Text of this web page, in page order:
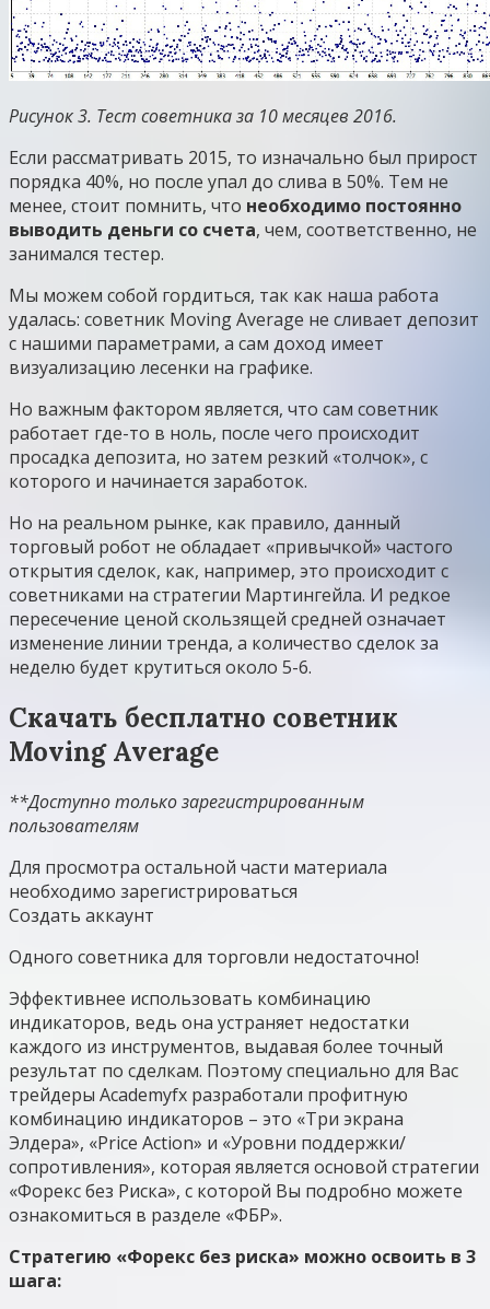
Рисунок 3. Тест советника за 10 месяцев 2016.
Если рассматривать 2015, то изначально был прирост
порядка 40%, но после упал до слива в 50%. Тем не
менее, стоит помнить, что необходимо постоянно
выводить деньги со счета, чем, соответственно, не
занимался тестер.
Мы можем собой гордиться, так как наша работа
удалась: советник Moving Average не сливает депозит
с нашими параметрами, а сам доход имеет
визуализацию лесенки на графике.
Но важным фактором является, что сам советник
работает где-то в ноль, после чего происходит
просадка депозита, но затем резкий «толчок», с
которого и начинается заработок.
Но на реальном рынке, как правило, данный
торговый робот не обладает «привычкой» частого
открытия сделок, как, например, это происходит с
советниками на стратегии Мартингейла. И редкое
пересечение ценой скользящей средней означает
изменение линии тренда, а количество сделок за
неделю будет крутиться около 5-6.
Скачать бесплатно советник
Moving Average
**Доступно только зарегистрированным
пользователям
Для просмотра остальной части материала
необходимо зарегистрироваться
Создать аккаунт
Одного советника для торговли недостаточно!
Эффективнее использовать комбинацию
индикаторов, ведь она устраняет недостатки
каждого из инструментов, выдавая более точный
результат по сделкам. Поэтому специально для Вас
трейдеры Academyfx разработали профитную
комбинацию индикаторов – это «Три экрана
Элдера», «Price Action» и «Уровни поддержки/
сопротивления», которая является основой стратегии
«Форекс без Риска», с которой Вы подробно можете
ознакомиться в разделе «ФБР».
Стратегию «Форекс без риска» можно освоить в 3
шага: